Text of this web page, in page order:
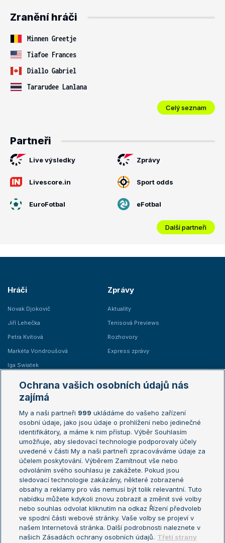
Zranění hráči
Minnen Greetje
Tiafoe Frances
Diallo Gabriel
Tararudee Lanlana
Celý seznam
Partneři
Live výsledky Zprávy
Livescore.in Sport odds
EuroFotbal eFotbal
Další partneři
Hráči
Novak Djokovič
Jiří Lehečka
Petra Kvitová
Markéta Vondroušová
Iga Swiatek
Zprávy
Aktuality
Tenisová Previews
Rozhovory
Express zprávy
Žebříčky
Žebříček ATP (muži)
Žebříček WTA (ženy)
Sázkařský žebříček
Australian Open
French Open
Wimbledon
US Open
Turnaj mistrů
Turnaj mistryň
Aktualní trendy
Fotbalové přestupy
Livesport Daily
Ochrana vašich osobních údajů nás
zajímá
My a naši partneři 999 ukládáme do vašeho zařízení
osobní údaje, jako jsou údaje o prohlížení nebo jedinečné
identifikátory, a máme k nim přístup. Výběr Souhlasím
umožňuje, aby sledovací technologie podporovaly účely
uvedené v části My a naši partneři zpracováváme údaje za
účelem poskytování. Výběrem Zamítnout vše nebo
odvoláním svého souhlasu je zakážete. Pokud jsou
sledovací technologie zakázány, některé zobrazené
obsahy a reklamy pro vás nemusí být tolik relevantní. Tuto
nabídku můžete kdykoli znovu zobrazit a změnit své volby
nebo souhlas odvolat kliknutím na odkaz Řízení předvoleb
ve spodní části webové stránky. Vaše volby se projeví v
našem Internetová stránka. Další podrobnosti naleznete v
našich Zásadách ochrany osobních údajů. Třetí strany